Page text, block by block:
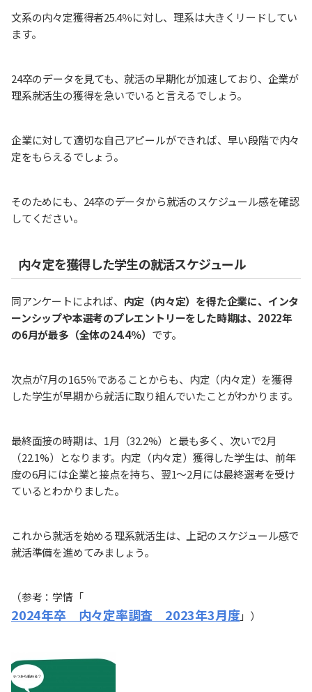
文系の内々定獲得者25.4％に対し、理系は大きくリードしてい
ます。
24卒のデータを見ても、就活の早期化が加速しており、企業が
理系就活生の獲得を急いでいると言えるでしょう。
企業に対して適切な自己アピールができれば、早い段階で内々
定をもらえるでしょう。
そのためにも、24卒のデータから就活のスケジュール感を確認
してください。
内々定を獲得した学生の就活スケジュール
同アンケートによれば、 内定（内々定）を得た企業に、インタ
ーンシップや本選考のプレエントリーをした時期は、2022年
の6月が最多（全体の24.4％） です。
次点が7月の16.5％であることからも、内定（内々定）を獲得
した学生が早期から就活に取り組んでいたことがわかります。
最終⾯接の時期は、1⽉（32.2%）と最も多く、次いで2⽉
（22.1%）となります。内定（内々定）獲得した学生は、前年
度の6月には企業と接点を持ち、翌1～2月には最終選考を受け
ているとわかりました。
これから就活を始める理系就活生は、上記のスケジュール感で
就活準備を進めてみましょう。
（参考：学情「
2024年卒 内々定率調査 2023年3月度」）